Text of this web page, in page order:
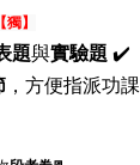
【獨】
題與實驗題 ✔️
，方便指派功